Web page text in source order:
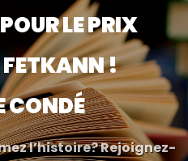
LE PRIX
FETKANN !
CONDÉ
l’histoire? Rejoignez-